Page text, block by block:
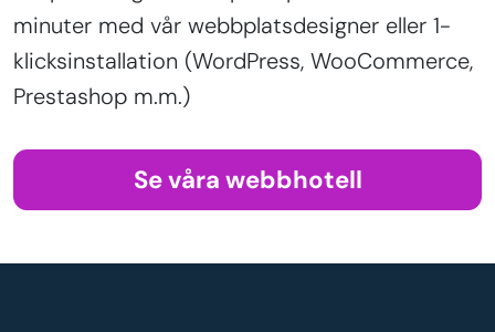
minuter med vår webbplatsdesigner eller 1-
klicksinstallation (WordPress, WooCommerce,
Prestashop m.m.)
Se våra webbhotell